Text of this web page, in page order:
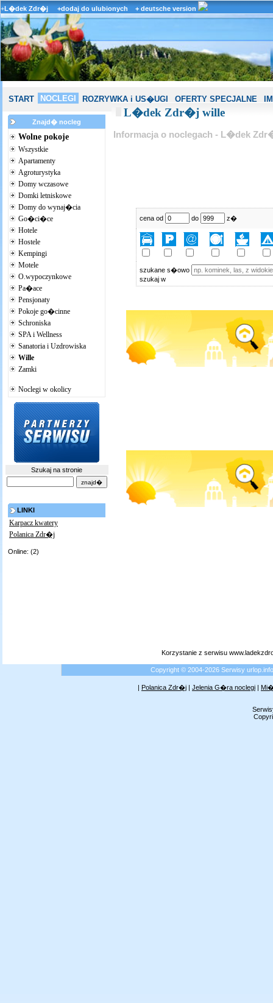
+L�dek Zdr�j +dodaj do ulubionych + deutsche version
START NOCLEGI ROZRYWKA i US�UGI OFERTY SPECJALNE
Znajd� nocleg
Wolne pokoje
Wszystkie
Apartamenty
Agroturystyka
Domy wczasowe
Domki letniskowe
Domy do wynaj�cia
Go�ci�ce
Hotele
Hostele
Kempingi
Motele
O.wypoczynkowe
Pa�ace
Pensjonaty
Pokoje go�cinne
Schroniska
SPA i Wellness
Sanatoria i Uzdrowiska
Wille
Zamki
Noclegi w okolicy
Szukaj na stronie
LINKI
Karpacz kwatery
Polanica Zdr�j
Online: (2)
L�dek Zdr�j wille
Informacja o noclegach - L�dek
cena od do z�
szukane s�owo
szukaj w
Korzystanie z serwisu
Copyright © 2004-2026 Serwisy
| Polanica Zdr�j | Jelenia G�ra noclegi |